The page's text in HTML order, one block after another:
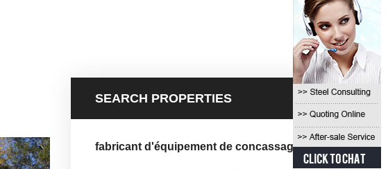
SEARCH PROPERTIES
fabricant d'équipement de concassage